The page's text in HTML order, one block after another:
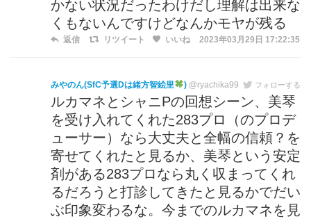
かない状況だったわけだし理解は出来な
くもないんですけどなんかモヤが残る
返信 リツイート いいね 2023年03月29日 17:22:35
みやのん(SfC予選Dは緒方智絵里 ) @ryachika99 フォローする
ルカマネとシャニPの回想シーン、美琴
を受け入れてくれた283プロ（のプロデ
ューサー）なら大丈夫と全幅の信頼？を
寄せてくれたと見るか、美琴という安定
剤がある283プロなら丸く収まってくれ
るだろうと打診してきたと見るかでだい
ぶ印象変わるな。今までのルカマネを見